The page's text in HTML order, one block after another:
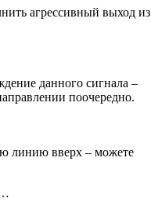
агрессивный выход из
данного сигнала –
поочередно.
линию вверх – можете